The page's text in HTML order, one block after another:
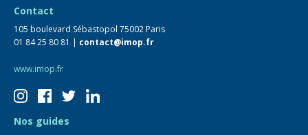
Contact
105 boulevard Sébastopol 75002 Paris
01 84 25 80 81 | contact@imop.fr
www.imop.fr
Nos guides